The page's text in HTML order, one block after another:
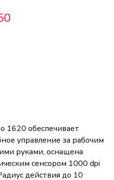
1620 обеспечивает
управление за рабочим
руками, оснащена
сенсором 1000 dpi
действия до 10